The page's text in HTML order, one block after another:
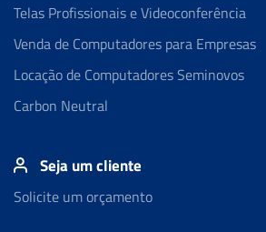
Telas Profissionais e Videoconferência
Venda de Computadores para Empresas
Locação de Computadores Seminovos
Carbon Neutral
Seja um cliente
Solicite um orçamento